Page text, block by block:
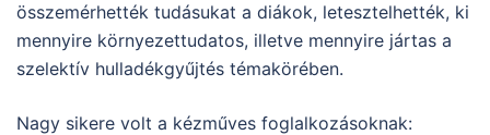
összemérhették tudásukat a diákok, letesztelhették, ki
mennyire környezettudatos, illetve mennyire jártas a
szelektív hulladékgyűjtés témakörében.
Nagy sikere volt a kézműves foglalkozásoknak: